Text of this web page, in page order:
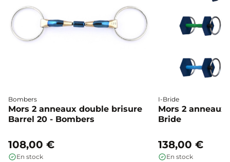
Bombers
Mors 2 anneaux double brisure
Barrel 20 - Bombers
108,00 €
En stock
I-Bride
Mors 2
Bride
138,00 €
En stock